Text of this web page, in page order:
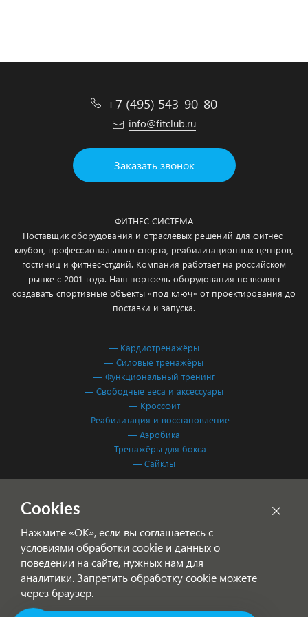
+7 (495) 543-90-80
info@fitclub.ru
Заказать звонок
ФИТНЕС СИСТЕМА
Поставщик оборудования и отраслевых решений для фитнес-
клубов, профессионального спорта, реабилитационных центров,
гостиниц и фитнес-студий. Компания работает на российском
рынке с 2001 года. Наш портфель оборудования позволяет
создавать спортивные объекты «под ключ» от проектирования до
поставки и запуска.
— Кардиотренажёры
— Силовые тренажёры
— Функциональный тренинг
— Свободные веса и аксессуары
— Кроссфит
— Реабилитация и восстановление
— Аэробика
— Тренажёры для бокса
— Сайклы
Согласие на обработку персональных данных
Cookies
Нажмите «ОК», если вы соглашаетесь с
условиями обработки cookie и данных о
поведении на сайте, нужных нам для
аналитики. Запретить обработку cookie можете
через браузер.